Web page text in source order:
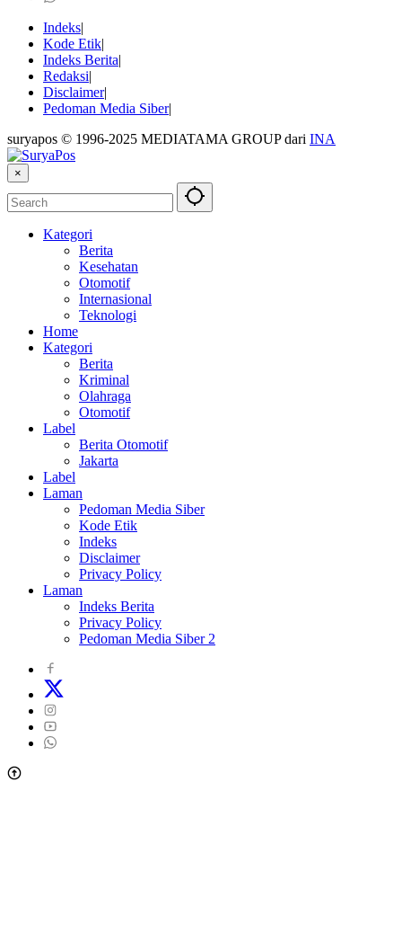
Indeks
Kode Etik
Indeks Berita
Redaksi
Disclaimer
Pedoman Media Siber
suryapos © 1996-2025 MEDIATAMA GROUP dari INA
×
Kategori
Berita
Kesehatan
Otomotif
Internasional
Teknologi
Home
Kategori
Berita
Kriminal
Olahraga
Otomotif
Label
Berita Otomotif
Jakarta
Label
Laman
Pedoman Media Siber
Kode Etik
Indeks
Disclaimer
Privacy Policy
Laman
Indeks Berita
Privacy Policy
Pedoman Media Siber 2